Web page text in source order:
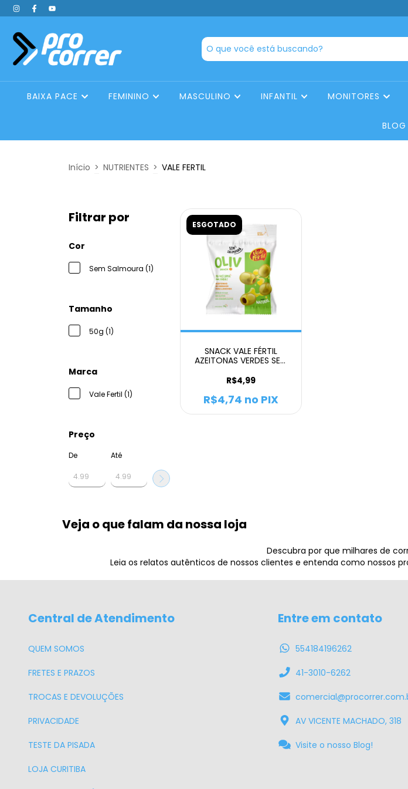
BAIXA PACE FEMININO MASCULINO INFANTIL MONITORES
BLOG
Início > NUTRIENTES > VALE FERTIL
Filtrar por
Cor
Sem Salmoura (1)
Tamanho
50g (1)
Marca
Vale Fertil (1)
Preço
De Até
ESGOTADO
SNACK VALE FÉRTIL
AZEITONAS VERDES SEM
R$4,99
R$4,74 no PIX
Veja o que falam da nossa loja
Descubra por que milhares de
Leia os relatos autênticos de nossos clientes e entenda como nossos
Central de Atendimento
QUEM SOMOS
FRETES E PRAZOS
TROCAS E DEVOLUÇÕES
PRIVACIDADE
TESTE DA PISADA
LOJA CURITIBA
Entre em contato
554184196262
41-3010-6262
AV VICENTE MACHADO, 318
Visite o nosso Blog!